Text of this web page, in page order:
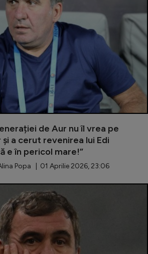
de Aur nu îl vrea pe
a cerut revenirea lui Edi
e în pericol mare!”
Popa | 01 Aprilie 2026, 23:06